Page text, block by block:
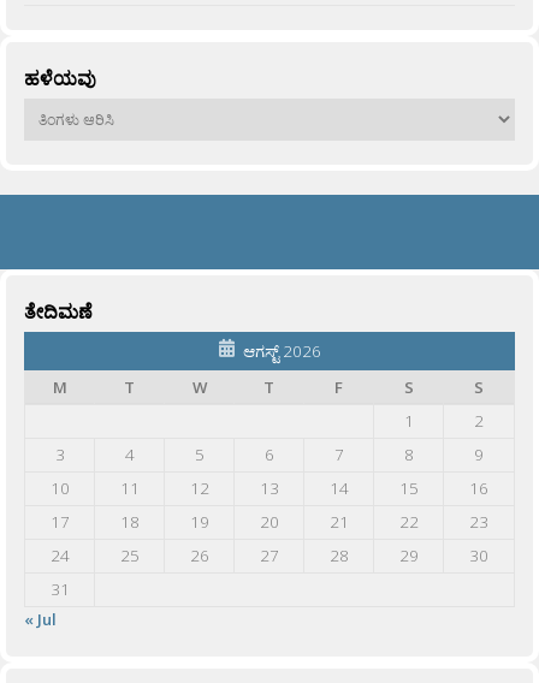
ಹಳೆಯವು
ಹಳೆಯವು
ತೇದಿಮಣೆ
ಆಗಸ್ಟ್ 2026
M
T W T F S
S
1
2
3
4 5 6 7 8
9
10
11 12 13 14 15
16
17
18 19 20 21 22
23
24
25 26 27 28 29
30
31
« Jul